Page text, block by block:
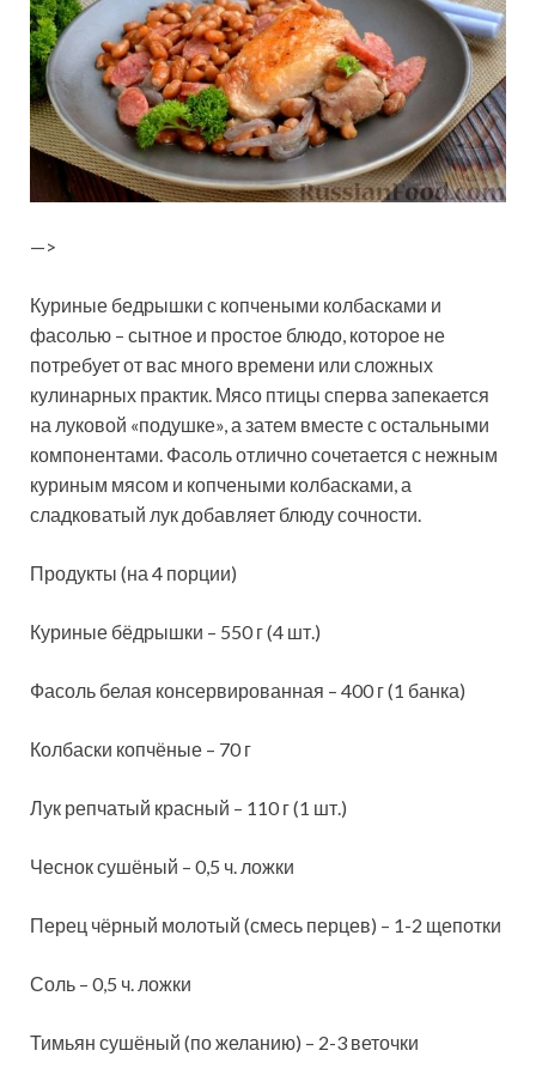
—>
Куриные бедрышки с копчеными колбасками и
фасолью – сытное и простое блюдо, которое не
потребует от вас много времени или сложных
кулинарных практик. Мясо птицы сперва запекается
на луковой «подушке», а затем вместе с остальными
компонентами. Фасоль отличносочетается с нежным
куриным мясом и копчеными колбасками, а
сладковатый лук добавляет блюду сочности.
Продукты (на 4 порции)
Куриные бёдрышки – 550 г (4 шт.)
Фасоль белая консервированная – 400 г (1 банка)
Колбаски копчёные – 70 г
Лук репчатый красный – 110 г (1 шт.)
Чеснок сушёный – 0,5 ч. ложки
Перец чёрный молотый (смесь перцев) – 1-2 щепотки
Соль – 0,5 ч. ложки
Тимьян сушёный (по желанию) – 2-3 веточки